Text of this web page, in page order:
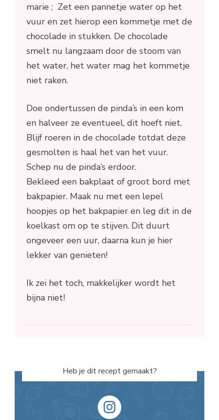
marie ; Zet een pannetje water op het
vuur en zet hierop een kommetje met de
chocolade in stukken. De chocolade
smelt nu langzaam door de stoom van
het water, het water mag het kommetje
niet raken.
Doe ondertussen de pinda’s in een kom
en halveer ze eventueel, dit hoeft niet.
Blijf roeren in de chocolade totdat deze
gesmolten is haal het van het vuur.
Schep nu de pinda’s erdoor.
Bekleed een bakplaat of groot bord met
bakpapier. Maak nu met een lepel
hoopjes op het bakpapier en leg dit in de
koelkast om op te stijven. Dit duurt
ongeveer een uur, daarna kun je hier
lekker van genieten!
Ik zei het toch, makkelijker wordt het
bijna niet!
Heb je dit recept gemaakt?